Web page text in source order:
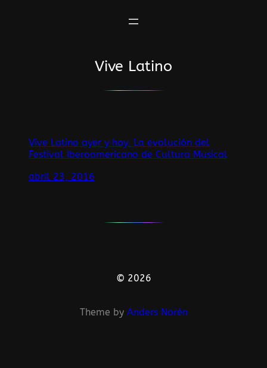
Vive Latino
Vive Latino ayer y hoy. La evolución del
Festival Iberoamericano de Cultura Musical
abril 23, 2016
© 2026
Theme by Anders Norén